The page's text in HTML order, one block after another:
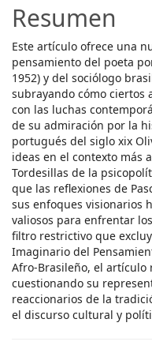
Resumen
Este artículo ofrece una
pensamiento del poeta
1952) y del sociólogo
subrayando cómo ciertos
con las luchas
de su admiración por la
portugués del siglo xix
ideas en el contexto más
Tordesillas de la
que las reflexiones de
sus enfoques visionarios
valiosos para enfrentar
filtro restrictivo que
Imaginario del
Afro-Brasileño, el artículo
cuestionando su
reaccionarios de la
el discurso cultural y